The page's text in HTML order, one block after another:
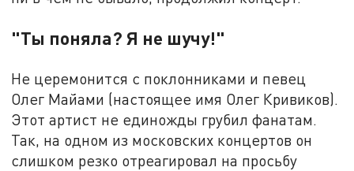
"Ты поняла? Я не шучу!"
Не церемонится с поклонниками и певец
Олег Майами (настоящее имя Олег Кривиков).
Этот артист не единожды грубил фанатам.
Так, на одном из московских концертов он
слишком резко отреагировал на просьбу